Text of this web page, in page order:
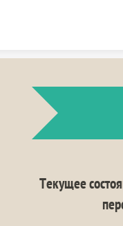
Текущее